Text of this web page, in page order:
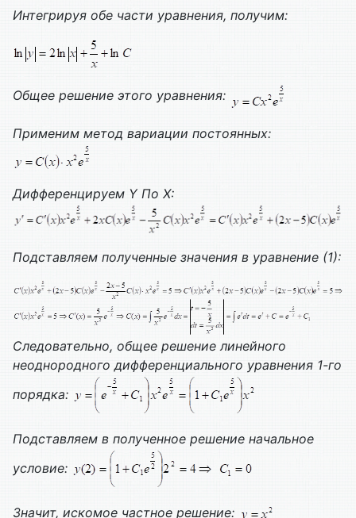
Интегрируя обе части уравнения, получим:
Общее решение этого уравнения:
Применим метод вариации постоянных:
Дифференцируем Y По X:
Подставляем полученные значения в уравнение (1):
Следовательно, общее решение линейного
неоднородного дифференциального уравнения 1-го
порядка:
Подставляем в полученное решение начальное
условие:
Значит, искомое частное решение: